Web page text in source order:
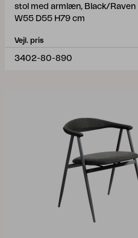
stol med armlæn, Black/Raven
W55 D55 H79 cm
Vejl. pris
3402-80-890